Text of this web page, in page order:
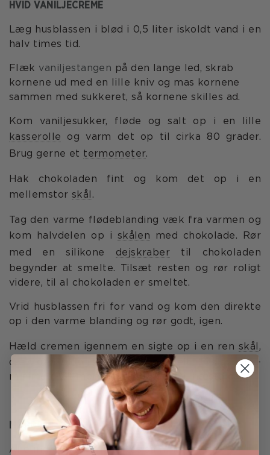
HVID VANILJECREME
Læg husblassen i blød i 0,5 liter iskoldt vand i en
halv times tid.
Flæk vaniljestangen på den lange led, skrab
kornene ud med en lille kniv og mas kornene
sammen med sukkeret, så kornene skilles ad.
Kom vaniljesukker, fløde og salt op i en lille
kasserolle
og varm det op til cirka 80 grader.
Brug gerne et termometer.
Hak chokoladen fint og kom det op i en
mellemstor skål .
Tag den varme flødeblanding væk fra varmen og
kom halvdelen op i skålen med chokolade. Rør
med en silikone dejskraber
til chokoladen
begynder at smelte. Tilsæt resten og rør roligt
videre, til al chokoladen er smeltet.
Vrid husblassen fri for vand og kom den direkte
op i den varme blanding og rør godt, igen.
Hæld cremen igennem en sigte op i en ren skål ,
dæk den til og afkøl cremen helt i køleskab –
minimum 2 timer eller allerhelst til næste dag.
MØRDEJ
Alle ingredienserne æltes sammen til en